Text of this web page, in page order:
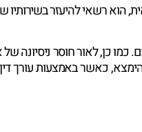
הוא רשאי להיעזר בשירותיו
כן, לאור חוסר ניסיונה של
כאשר באמצעות עורך